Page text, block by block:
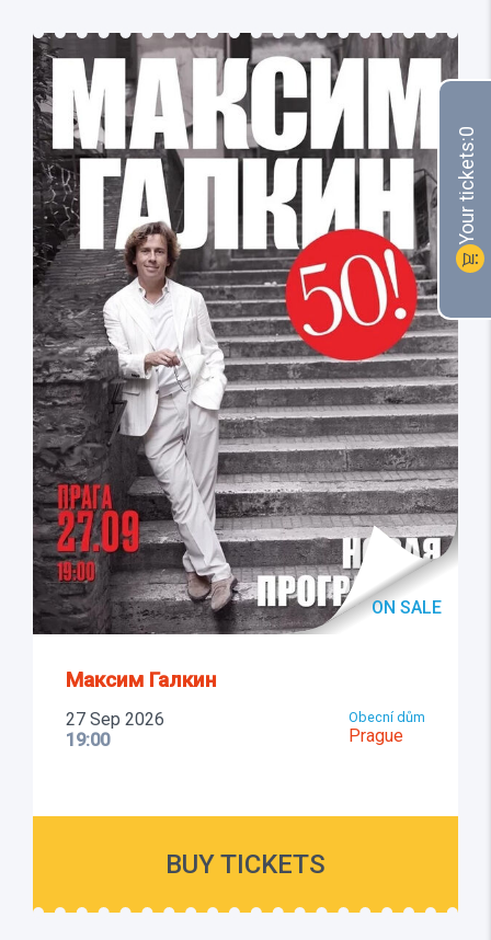
ON SALE
Максим Галкин
27 Sep 2026
19:00
Obecní dům
Prague
BUY TICKETS
shopping_cart
Your tickets:
0